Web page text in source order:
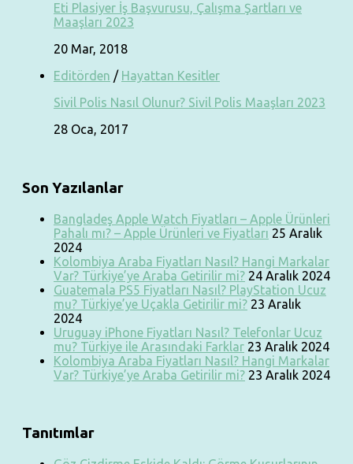
Eti Plasiyer İş Başvurusu, Çalışma Şartları ve
Maaşları 2023
20 Mar, 2018
Editörden / Hayattan Kesitler
Sivil Polis Nasıl Olunur? Sivil Polis Maaşları 2023
28 Oca, 2017
Son Yazılanlar
Bangladeş Apple Watch Fiyatları – Apple Ürünleri
Pahalı mı? – Apple Ürünleri ve Fiyatları 25 Aralık
2024
Kolombiya Araba Fiyatları Nasıl? Hangi Markalar
Var? Türkiye’ye Araba Getirilir mi? 24 Aralık 2024
Guatemala PS5 Fiyatları Nasıl? PlayStation Ucuz
mu? Türkiye’ye Uçakla Getirilir mi? 23 Aralık
2024
Uruguay iPhone Fiyatları Nasıl? Telefonlar Ucuz
mu? Türkiye ile Arasındaki Farklar 23 Aralık 2024
Kolombiya Araba Fiyatları Nasıl? Hangi Markalar
Var? Türkiye’ye Araba Getirilir mi? 23 Aralık 2024
Tanıtımlar